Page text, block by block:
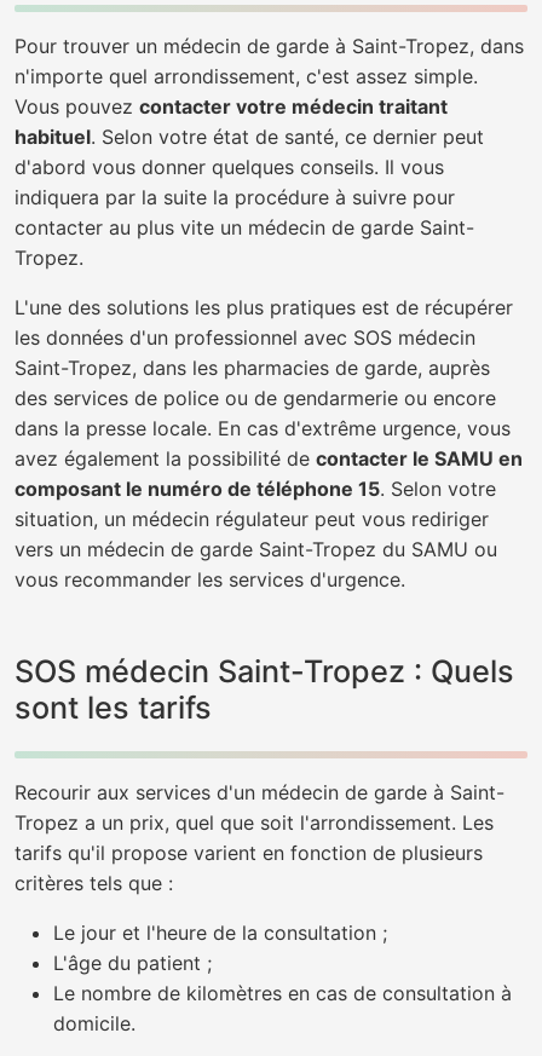
Pour trouver un médecin de garde à Saint-Tropez, dans
n'importe quel arrondissement, c'est assez simple.
Vous pouvez contacter votre médecin traitant
habituel. Selon votre état de santé, ce dernier peut
d'abord vous donner quelques conseils. Il vous
indiquera par la suite la procédure à suivre pour
contacter au plus vite un médecin de garde Saint-
Tropez.
L'une des solutions les plus pratiques est de récupérer
les données d'un professionnel avec SOS médecin
Saint-Tropez, dans les pharmacies de garde, auprès
des services de police ou de gendarmerie ou encore
dans la presse locale. En cas d'extrême urgence, vous
avez également la possibilité de contacter le SAMU en
composant le numéro de téléphone 15. Selon votre
situation, un médecin régulateur peut vous rediriger
vers un médecin de garde Saint-Tropez du SAMU ou
vous recommander les services d'urgence.
SOS médecin Saint-Tropez : Quels
sont les tarifs
Recourir aux services d'un médecin de garde à Saint-
Tropez a un prix, quel que soit l'arrondissement. Les
tarifs qu'il propose varient en fonction de plusieurs
critères tels que :
Le jour et l'heure de la consultation ;
L'âge du patient ;
Le nombre de kilomètres en cas de consultation à
domicile.